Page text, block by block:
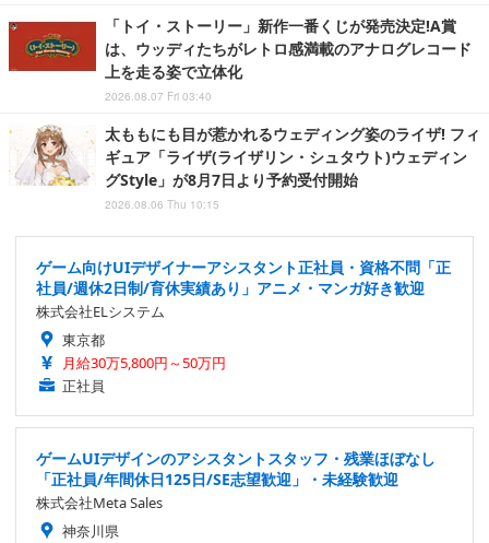
「トイ・ストーリー」新作一番くじが発売決定!A賞
は、ウッディたちがレトロ感満載のアナログレコード
上を走る姿で立体化
2026.08.07 Fri 03:40
太ももにも目が惹かれるウェディング姿のライザ! フィ
ギュア「ライザ(ライザリン・シュタウト)ウェディン
グStyle」が8月7日より予約受付開始
2026.08.06 Thu 10:15
ゲーム向けUIデザイナーアシスタント正社員・資格不問「正
社員/週休2日制/育休実績あり」アニメ・マンガ好き歓迎
株式会社ELシステム
東京都
月給30万5,800円～50万円
正社員
ゲームUIデザインのアシスタントスタッフ・残業ほぼなし
「正社員/年間休日125日/SE志望歓迎」・未経験歓迎
株式会社Meta Sales
神奈川県